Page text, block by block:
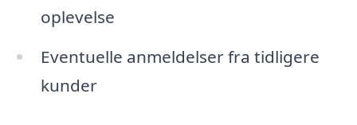
oplevelse
Eventuelle anmeldelser fra tidligere
kunder